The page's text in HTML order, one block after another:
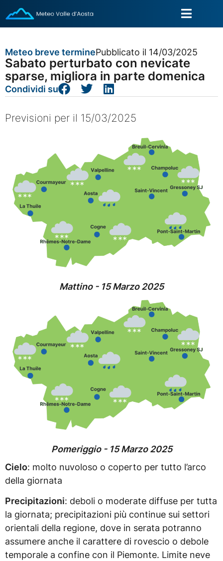
Meteo breve terminePubblicato il 14/03/2025
Sabato perturbato con nevicate
sparse, migliora in parte domenica
Condividi su
Previsioni per il 15/03/2025
Mattino - 15 Marzo 2025
Pomeriggio - 15 Marzo 2025
Cielo: molto nuvoloso o coperto per tutto l’arco
della giornata
Precipitazioni: deboli o moderate diffuse per tutta
la giornata; precipitazioni più continue sui settori
orientali della regione, dove in serata potranno
assumere anche il carattere di rovescio o debole
temporale a confine con il Piemonte. Limite neve